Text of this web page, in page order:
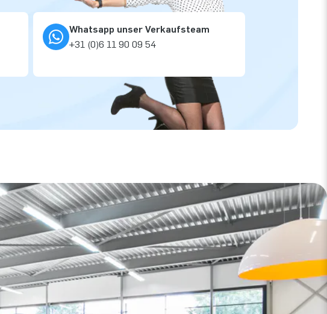
Whatsapp unser Verkaufsteam
+31 (0)6 11 90 09 54